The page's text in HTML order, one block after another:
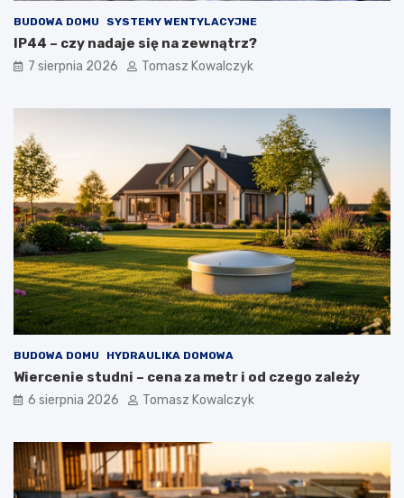
BUDOWA DOMU SYSTEMY WENTYLACYJNE
IP44 – czy nadaje się na zewnątrz?
7 sierpnia 2026 Tomasz Kowalczyk
BUDOWA DOMU HYDRAULIKA DOMOWA
Wiercenie studni – cena za metr i od czego zależy
6 sierpnia 2026 Tomasz Kowalczyk